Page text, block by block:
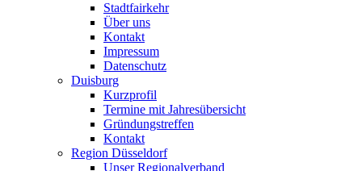
Stadtfairkehr
Über uns
Kontakt
Impressum
Datenschutz
Duisburg
Kurzprofil
Termine mit Jahresübersicht
Gründungstreffen
Kontakt
Region Düsseldorf
Unser Regionalverband